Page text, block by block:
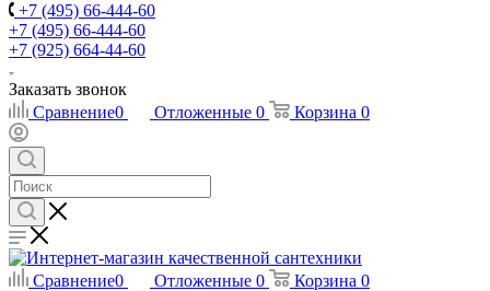
+7 (495) 66-444-60
+7 (495) 66-444-60
+7 (925) 664-44-60
Заказать звонок
Сравнение0 Отложенные 0 Корзина 0
Сравнение0 Отложенные 0 Корзина 0